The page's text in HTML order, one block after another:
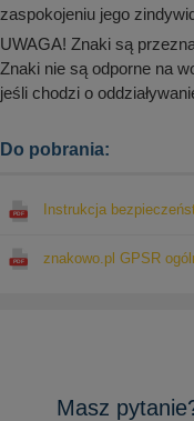
zaspokojeniu jego
UWAGA! Znaki są
Znaki nie są odporne na
jeśli chodzi o
Do pobrania:
Instrukcja
znakowo.pl GPSR
Masz